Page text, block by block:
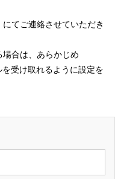
てご連絡させていただき
場合は、あらかじめ
受け取れるように設定を